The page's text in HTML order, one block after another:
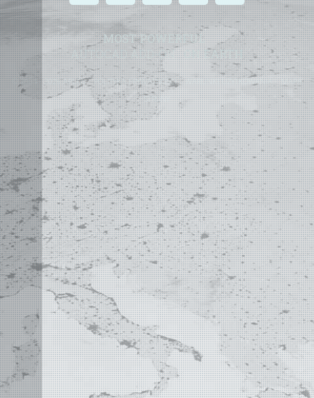
MOST POWERFUL
AUTOCAD ADD-ONON EARTH
©2004 - 2026 APLUS ·POLITYKA PRYWATNOŚCI·WARUNKI UŻYTKOWANIA·MAPA
STRONY